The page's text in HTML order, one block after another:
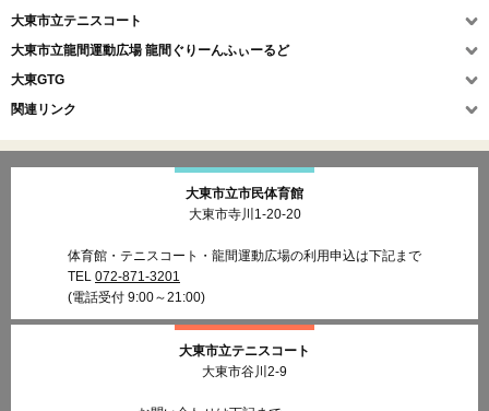
大東市立テニスコート
大東市立龍間運動広場 龍間ぐりーんふぃーるど
大東GTG
関連リンク
大東市立市民体育館
大東市寺川1-20-20
体育館・テニスコート・龍間運動広場の利用申込は下記まで
TEL 072-871-3201
(電話受付 9:00～21:00)
大東市立テニスコート
大東市谷川2-9